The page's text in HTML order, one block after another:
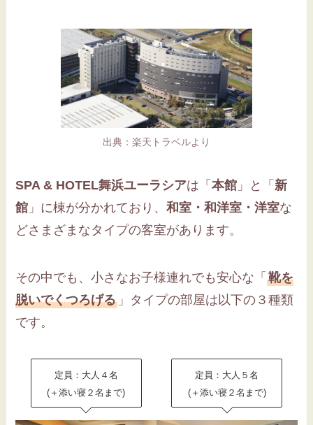
出典：楽天トラベルより
SPA & HOTEL舞浜ユーラシアは「本館 」と「新
館 」に棟が分かれており、和室・和洋室・洋室な
どさまざまなタイプの客室があります。
その中でも、小さなお子様連れでも安心な「靴を
脱いでくつろげる 」タイプの部屋は以下の３種類
です。
定員：大人４名
(＋添い寝２名まで)
定員：大人５名
(＋添い寝２名まで)